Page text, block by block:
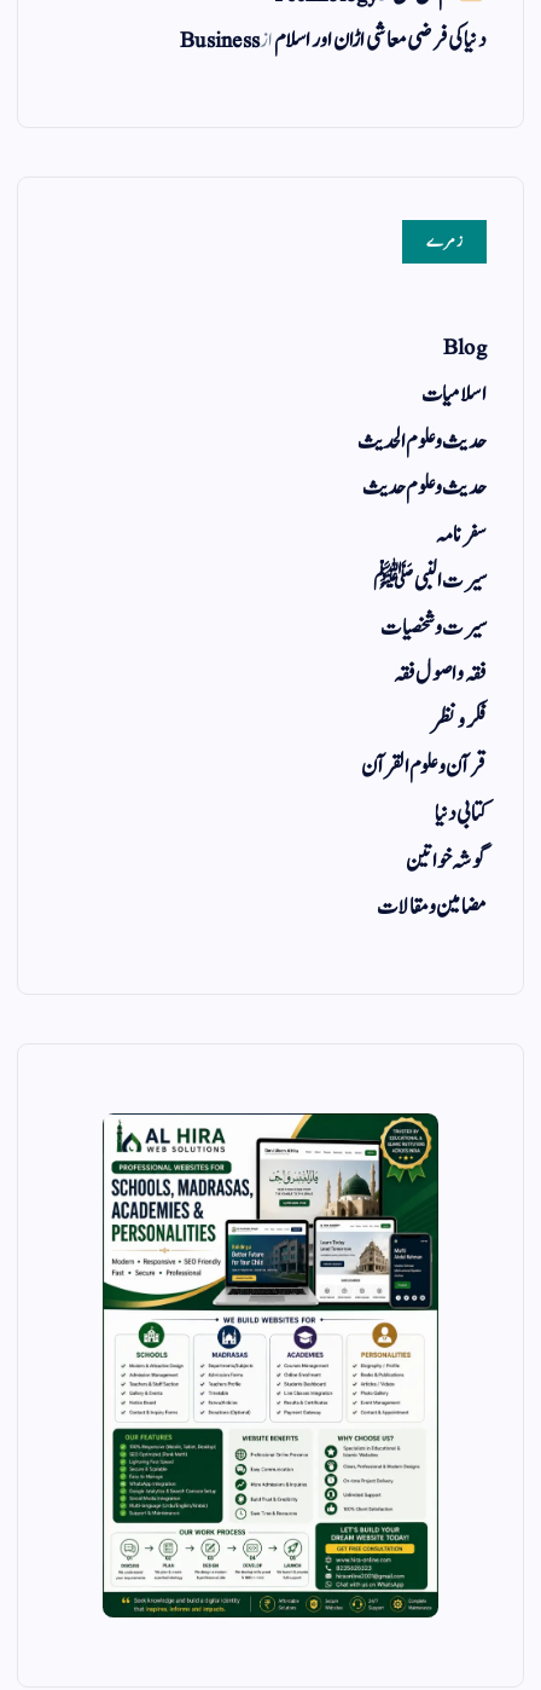
دنیا کی فرضی معاشی اڑان اور اسلامازBusiness
زمرے
Blog
اسلامیات
حدیث و علوم الحدیث
حدیث و علوم حدیث
سفر نامہ
سیرت النبی ﷺ
سیرت و شخصیات
فقہ و اصول فقہ
فکر و نظر
قرآن و علوم القرآن
کتابی دنیا
گوشہ خواتین
مضامین و مقالات